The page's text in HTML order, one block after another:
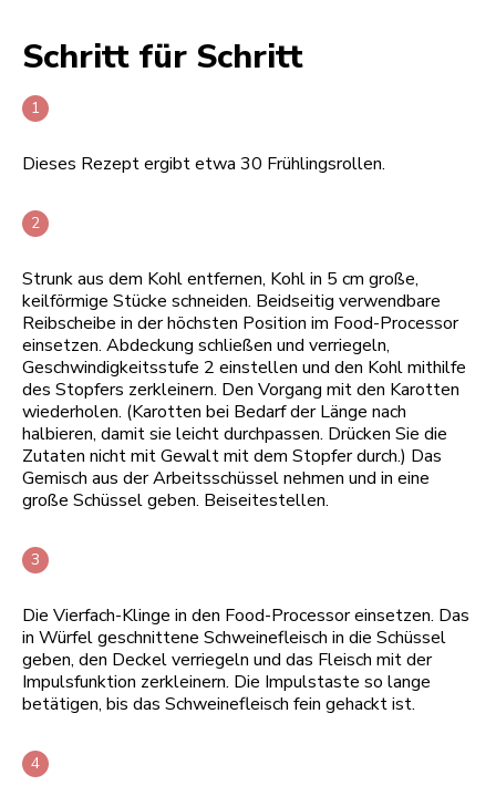
Schritt für Schritt
Dieses Rezept ergibt etwa 30 Frühlingsrollen.
Strunk aus dem Kohl entfernen, Kohl in 5 cm große,
keilförmige Stücke schneiden. Beidseitig verwendbare
Reibscheibe in der höchsten Position im Food-Processor
einsetzen. Abdeckung schließen und verriegeln,
Geschwindigkeitsstufe 2 einstellen und den Kohl mithilfe
des Stopfers zerkleinern. Den Vorgang mit den Karotten
wiederholen. (Karotten bei Bedarf der Länge nach
halbieren, damit sie leicht durchpassen. Drücken Sie die
Zutaten nicht mit Gewalt mit dem Stopfer durch.) Das
Gemisch aus der Arbeitsschüssel nehmen und in eine
große Schüssel geben. Beiseitestellen.
Die Vierfach-Klinge in den Food-Processor einsetzen. Das
in Würfel geschnittene Schweinefleisch in die Schüssel
geben, den Deckel verriegeln und das Fleisch mit der
Impulsfunktion zerkleinern. Die Impulstaste so lange
betätigen, bis das Schweinefleisch fein gehackt ist.